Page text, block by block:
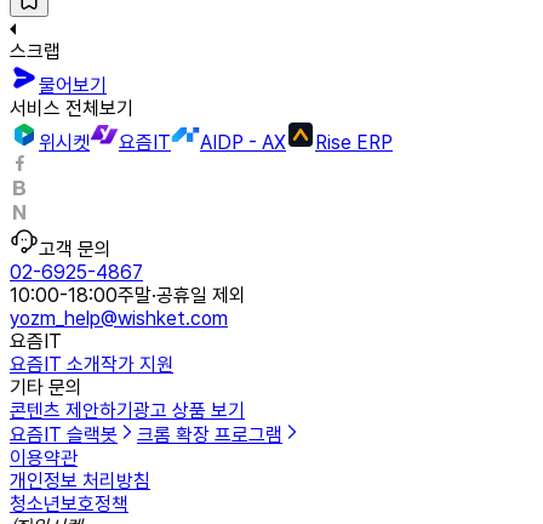
스크랩
물어보기
서비스 전체보기
위시켓
요즘IT AIDP - AX Rise ERP
고객 문의
02-6925-4867
10:00-18:00주말·공휴일 제외
yozm_help@wishket.com
요즘IT
요즘IT 소개작가 지원
기타 문의
콘텐츠 제안하기 광고 상품 보기
요즘IT 슬랙봇
크롬 확장 프로그램
이용약관
개인정보 처리방침
청소년보호정책